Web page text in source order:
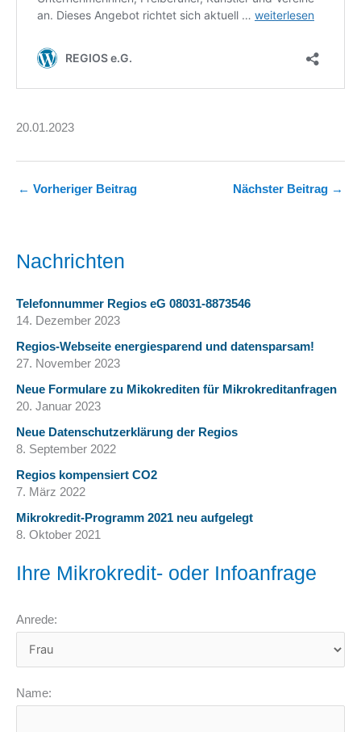
20.01.2023
← Vorheriger Beitrag Nächster Beitrag →
Nachrichten
Telefonnummer Regios eG 08031-8873546
14. Dezember 2023
Regios-Webseite energiesparend und datensparsam!
27. November 2023
Neue Formulare zu Mikokrediten für Mikrokreditanfragen
20. Januar 2023
Neue Datenschutzerklärung der Regios
8. September 2022
Regios kompensiert CO2
7. März 2022
Mikrokredit-Programm 2021 neu aufgelegt
8. Oktober 2021
Ihre Mikrokredit- oder Infoanfrage
Anrede:
Name: